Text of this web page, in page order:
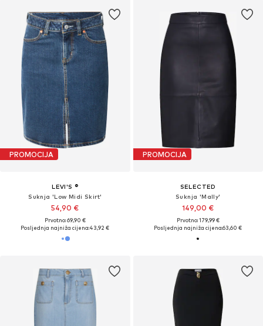
PROMOCIJA
LEVI'S ®
Suknja 'Low Midi Skirt'
54,90 €
Prvotno: 69,90 €
Posljednja najniža cijena:43,92 €
PROMOCIJA
SELECTED
Suknja 'Mally'
149,00 €
Prvotno: 179,99 €
Posljednja najniža cijena:63,60 €